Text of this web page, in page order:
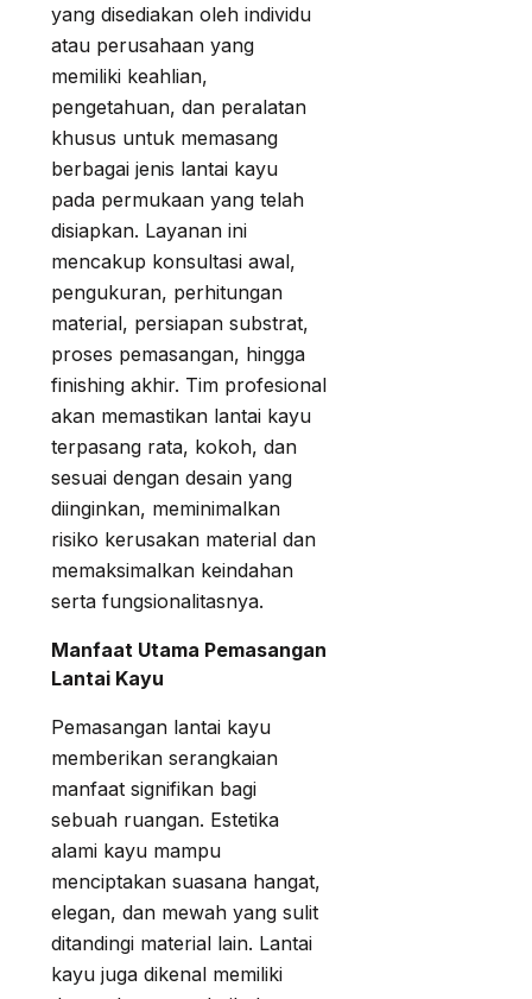
yang disediakan oleh individu
atau perusahaan yang
memiliki keahlian,
pengetahuan, dan peralatan
khusus untuk memasang
berbagai jenis lantai kayu
pada permukaan yang telah
disiapkan. Layanan ini
mencakup konsultasi awal,
pengukuran, perhitungan
material, persiapan substrat,
proses pemasangan, hingga
finishing akhir. Tim profesional
akan memastikan lantai kayu
terpasang rata, kokoh, dan
sesuai dengan desain yang
diinginkan, meminimalkan
risiko kerusakan material dan
memaksimalkan keindahan
serta fungsionalitasnya.
Manfaat Utama Pemasangan
Lantai Kayu
Pemasangan lantai kayu
memberikan serangkaian
manfaat signifikan bagi
sebuah ruangan. Estetika
alami kayu mampu
menciptakan suasana hangat,
elegan, dan mewah yang sulit
ditandingi material lain. Lantai
kayu juga dikenal memiliki